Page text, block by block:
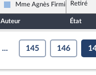
UDI, Agir et Indépendants
Mme Agnès Firmin Le Bodo
Retiré
Auteur État
... 145 146